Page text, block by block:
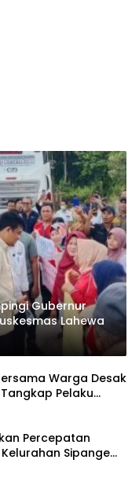
Gubernur
Lahewa
Warga Desak
Pelaku
Truk PT KAP
Percepatan
Sipange